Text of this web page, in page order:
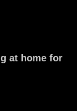
at home for